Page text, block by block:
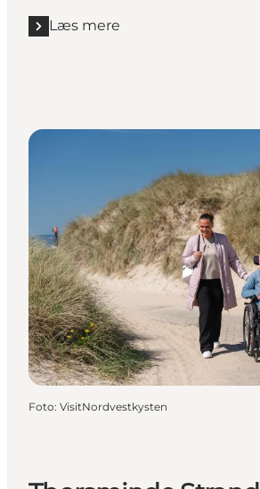
Læs mere
Læs mere "Vedersø Klit Strand"
Foto: VisitNordvestkysten